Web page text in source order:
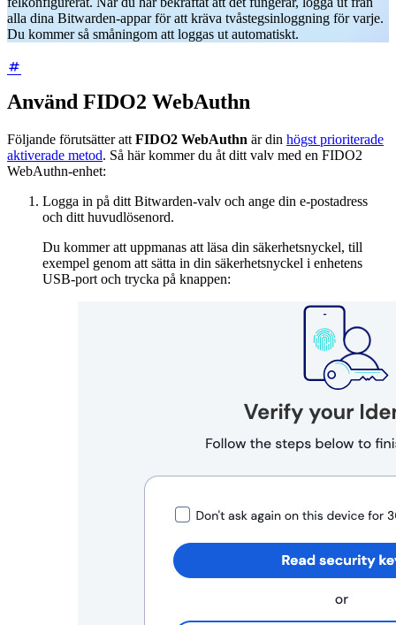
alla dina Bitwarden-appar för att kräva tvåstegsinloggning för varje.
Du kommer så småningom att loggas ut automatiskt.
Använd FIDO2 WebAuthn
Följande förutsätter att FIDO2 WebAuthn är din högst prioriterade
aktiverade metod. Så här kommer du åt ditt valv med en FIDO2
WebAuthn-enhet:
Logga in på ditt Bitwarden-valv och ange din e-postadress
och ditt huvudlösenord.
Du kommer att uppmanas att läsa din säkerhetsnyckel, till
exempel genom att sätta in din säkerhetsnyckel i enhetens
USB-port och trycka på knappen: